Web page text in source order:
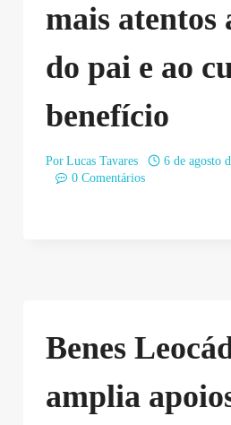
mais atentos
do pai e ao
benefício
Por Lucas Tavares
6 de agosto
0 Comentários
Benes
amplia